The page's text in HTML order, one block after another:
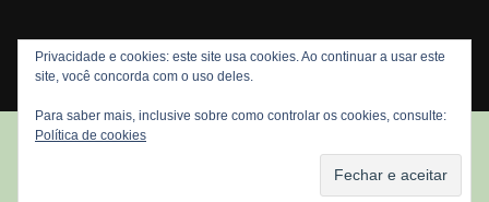
Copyright © 2026 Nós Nerds. Todos os direitos reservados
Privacidade e cookies: este site usa cookies. Ao continuar a usar este
site, você concorda com o uso deles.
Para saber mais, inclusive sobre como controlar os cookies, consulte:
Política de cookies